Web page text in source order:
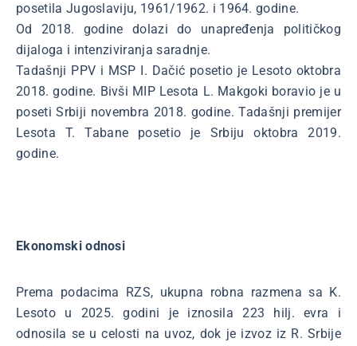
posetila Jugoslaviju, 1961/1962. i 1964. godine.
Od 2018. godine dolazi do unapređenja političkog
dijaloga i intenziviranja saradnje.
Tadašnji PPV i MSP I. Dačić posetio je Lesoto oktobra
2018. godine. Bivši MIP Lesota L. Makgoki boravio je u
poseti Srbiji novembra 2018. godine. Tadašnji premijer
Lesota T. Tabane posetio je Srbiju oktobra 2019.
godine.
Ekonomski odnosi
Prema podacima RZS, ukupna robna razmena sa K.
Lesoto u 2025. godini je iznosila 223 hilj. evra i
odnosila se u celosti na uvoz, dok je izvoz iz R. Srbije